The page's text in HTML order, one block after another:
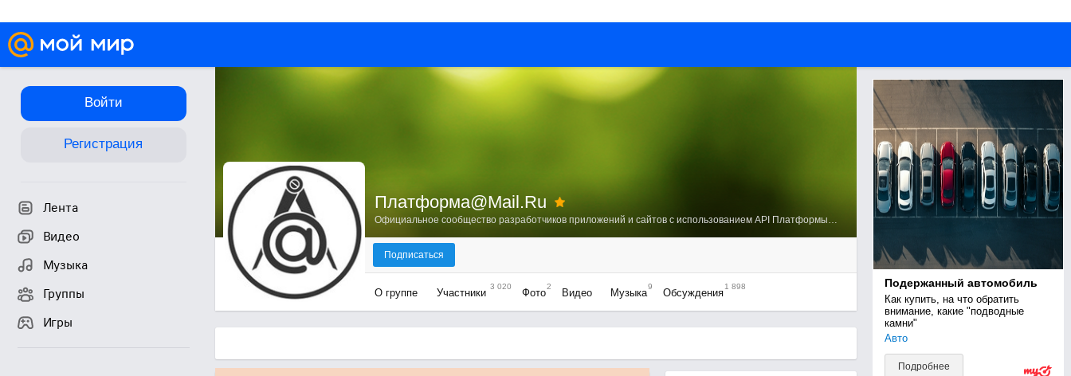
Войти
Регистрация
Лента
Видео
Музыка
Группы
Игры
Платформа@Mail.Ru
Официальное сообщество разработчиков приложений и сайтов с использованием API Платформы@Mail. Правила вступления в сообщество1...
Подписаться
О группе Участники
3 020
Фото
2
Видео Музыка
9
Обсуждения
1 898 Подержанный автомобиль
Как купить, на что обратить
внимание, какие "подводные
камни"
Авто
Подробнее